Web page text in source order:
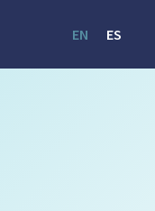
EN ES